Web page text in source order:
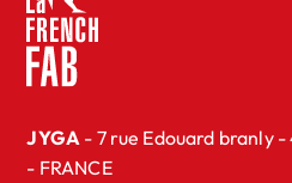
JYGA - 7 rue Edouard branly -
- FRANCE